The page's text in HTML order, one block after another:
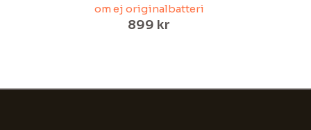
om ej originalbatteri
899 kr